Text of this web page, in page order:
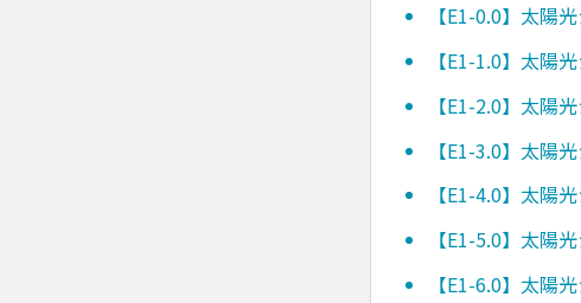
【E1-0.0】太陽
【E1-1.0】太陽
【E1-2.0】太陽
【E1-3.0】太陽
【E1-4.0】太陽
【E1-5.0】太陽
【E1-6.0】太陽